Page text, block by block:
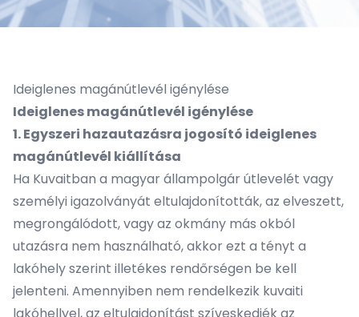
Ideiglenes magánútlevél igénylése
Ideiglenes magánútlevél igénylése
1. Egyszeri hazautazásra jogosító ideiglenes
magánútlevél kiállítása
Ha Kuvaitban a magyar állampolgár útlevelét vagy
személyi igazolványát eltulajdonították, az elveszett,
megrongálódott, vagy az okmány más okból
utazásra nem használható, akkor ezt a tényt a
lakóhely szerint illetékes rendőrségen be kell
jelenteni. Amennyiben nem rendelkezik kuvaiti